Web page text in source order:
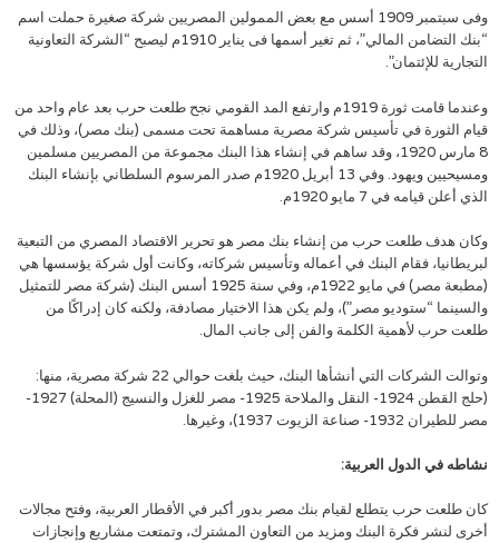
وفى سبتمبر 1909 أسس مع بعض الممولين المصريين شركة صغيرة حملت اسم
“بنك التضامن المالي”، ثم تغير أسمها فى يناير 1910م ليصبح “الشركة التعاونية
التجارية للإئتمان”.
وعندما قامت ثورة 1919م وارتفع المد القومي نجح طلعت حرب بعد عام واحد من
قيام الثورة في تأسيس شركة مصرية مساهمة تحت مسمى (بنك مصر)، وذلك في
8 مارس 1920، وقد ساهم في إنشاء هذا البنك مجموعة من المصريين مسلمين
ومسيحيين ويهود. وفي 13 أبريل 1920م صدر المرسوم السلطاني بإنشاء البنك
الذي أعلن قيامه في 7 مايو 1920م.
وكان هدف طلعت حرب من إنشاء بنك مصر هو تحرير الاقتصاد المصري من التبعية
لبريطانيا، فقام البنك في أعماله وتأسيس شركاته، وكانت أول شركة يؤسسها هي
(مطبعة مصر) في مايو 1922م، وفي سنة 1925 أسس البنك (شركة مصر للتمثيل
والسينما “ستوديو مصر”)، ولم يكن هذا الاختيار مصادفة، ولكنه كان إدراكًا من
طلعت حرب لأهمية الكلمة والفن إلى جانب المال.
وتوالت الشركات التي أنشأها البنك، حيث بلغت حوالي 22 شركة مصرية، منها:
(حلج القطن 1924- النقل والملاحة 1925- مصر للغزل والنسيج (المحلة) 1927-
مصر للطيران 1932- صناعة الزيوت 1937)، وغيرها.
نشاطه في الدول العربية:
كان طلعت حرب يتطلع لقيام بنك مصر بدور أكبر في الأقطار العربية، وفتح مجالات
أخرى لنشر فكرة البنك ومزيد من التعاون المشترك، وتمتعت مشاريع وإنجازات